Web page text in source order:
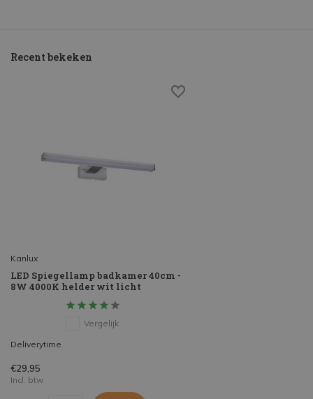
Recent bekeken
Kanlux
LED Spiegellamp badkamer 40cm -
8W 4000K helder wit licht
Vergelijk
Deliverytime
€29,95
Incl. btw